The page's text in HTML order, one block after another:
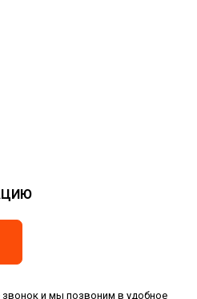
и мы позвоним в удобное